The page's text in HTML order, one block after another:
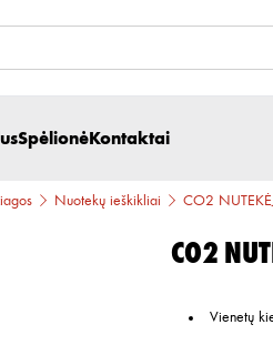
SpėlionėKontaktai
Nuotekų ieškikliai CO2
CO2
Vienetų